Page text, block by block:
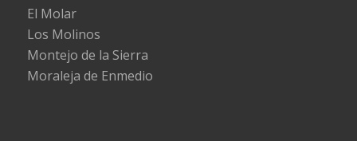
El Molar
Los Molinos
Montejo de la Sierra
Moraleja de Enmedio